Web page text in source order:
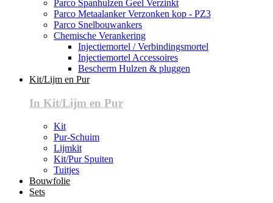
Parco Spanhulzen Geel Verzinkt
Parco Metaalanker Verzonken kop - PZ3
Parco Snelbouwankers
Chemische Verankering
Injectiemortel / Verbindingsmortel
Injectiemortel Accessoires
Bescherm Hulzen & pluggen
Kit/Lijm en Pur
In Kit/Lijm en Pur
Kit
Pur-Schuim
Lijmkit
Kit/Pur Spuiten
Tuitjes
Bouwfolie
Sets